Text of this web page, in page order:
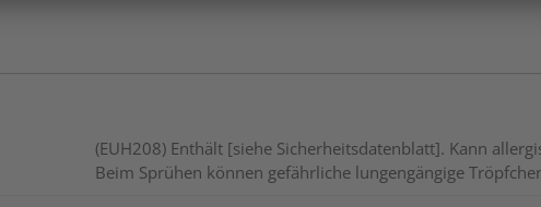
(EUH208) Enthält [siehe Sicherheitsdatenblatt]. Kann
Beim Sprühen können gefährliche lungengängige